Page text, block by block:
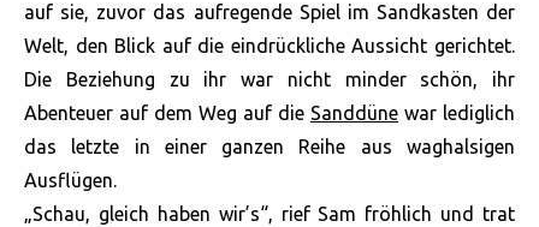
auf sie, zuvor das aufregende Spiel im Sandkasten der
Welt, den Blick auf die eindrückliche Aussicht gerichtet.
Die Beziehung zu ihr war nicht minder schön, ihr
Abenteuer auf dem Weg auf die Sanddüne war lediglich
das letzte in einer ganzen Reihe aus waghalsigen
Ausflügen.
„Schau, gleich haben wir’s“, rief Sam fröhlich und trat